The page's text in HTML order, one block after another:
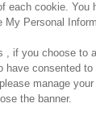
each cookie. You
Personal
, if you choose to
have consented
manage
the banner.